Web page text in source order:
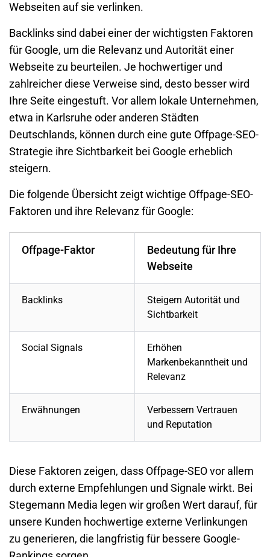
Webseiten auf sie verlinken.
Backlinks sind dabei einer der wichtigsten Faktoren
für Google, um die Relevanz und Autorität einer
Webseite zu beurteilen. Je hochwertiger und
zahlreicher diese Verweise sind, desto besser wird
Ihre Seite eingestuft. Vor allem lokale Unternehmen,
etwa in Karlsruhe oder anderen Städten
Deutschlands, können durch eine gute Offpage-SEO-
Strategie ihre Sichtbarkeit bei Google erheblich
steigern.
Die folgende Übersicht zeigt wichtige Offpage-SEO-
Faktoren und ihre Relevanz für Google:
Offpage-Faktor
Bedeutung für Ihre
Webseite
Backlinks
Steigern Autorität und
Sichtbarkeit
Social Signals
Erhöhen
Markenbekanntheit und
Relevanz
Erwähnungen
Verbessern Vertrauen
und Reputation
Diese Faktoren zeigen, dass Offpage-SEO vor allem
durch externe Empfehlungen und Signale wirkt. Bei
Stegemann Media legen wir großen Wert darauf, für
unsere Kunden hochwertige externe Verlinkungen
zu generieren, die langfristig für bessere Google-